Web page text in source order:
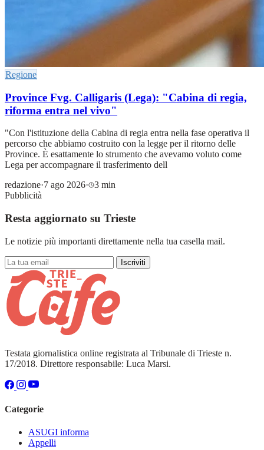
Regione
Province Fvg. Calligaris (Lega): "Cabina di regia,
riforma entra nel vivo"
"Con l'istituzione della Cabina di regia entra nella fase operativa il
percorso che abbiamo costruito con la legge per il ritorno delle
Province. È esattamente lo strumento che avevamo voluto come
Lega per accompagnare il trasferimento dell
redazione·7 ago 2026·
3 min
Pubblicità
Resta aggiornato su Trieste
Le notizie più importanti direttamente nella tua casella mail.
Iscriviti
Testata giornalistica online registrata al Tribunale di Trieste n.
17/2018. Direttore responsabile: Luca Marsi.
Categorie
ASUGI informa
Appelli